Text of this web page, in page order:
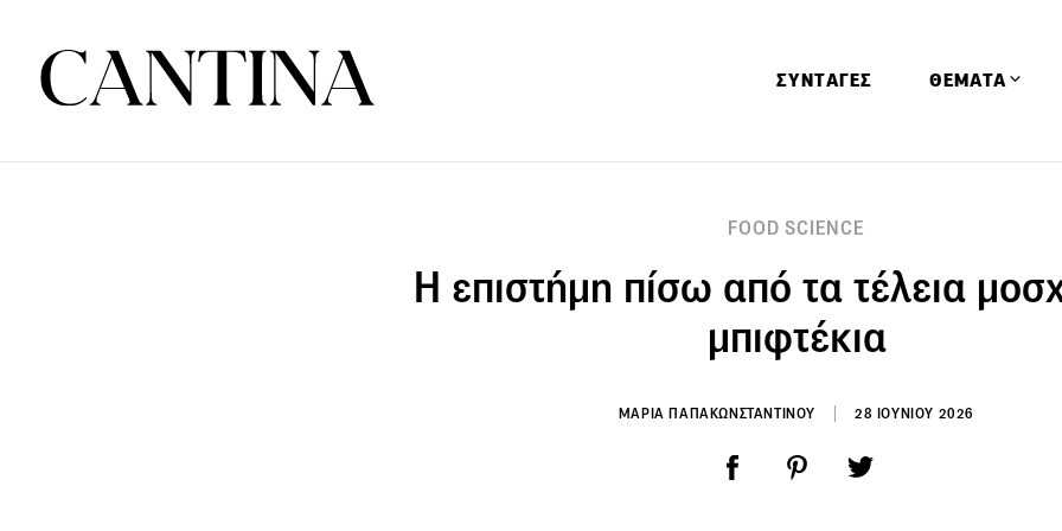
ΣΥΝΤΑΓΕΣ ΘΕΜΑΤΑ
Ειδήσεις
Έρευνες
FOOD SCIENCE
Η επιστήμη πίσω από τα τέλεια
μπιφτέκια
ΜΑΡΙΑ ΠΑΠΑΚΩΝΣΤΑΝΤΙΝΟΥ 28 ΙΟΥΝΙΟΥ 2026